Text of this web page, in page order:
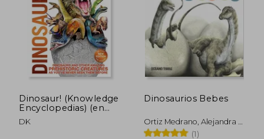
$ 21.88 dcto.
Dinosaur! (Knowledge
Encyclopedias) (en
Inglés)
DK
Dinosaurios Bebes
Ortiz Medrano, Alejandra ;
Lugueto, Gabriel
(1)